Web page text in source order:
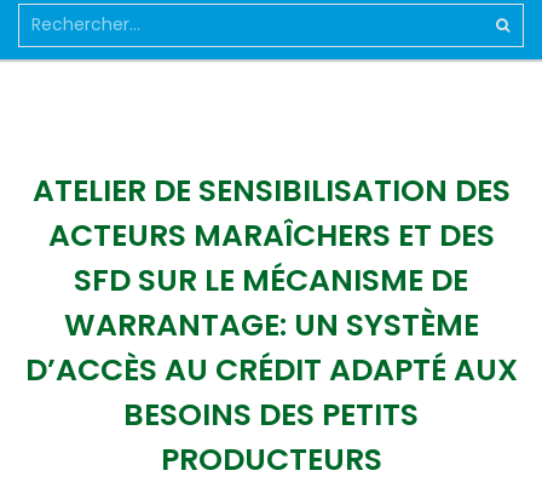
Rechercher :
ATELIER DE SENSIBILISATION DES
ACTEURS MARAÎCHERS ET DES
SFD SUR LE MÉCANISME DE
WARRANTAGE: UN SYSTÈME
D’ACCÈS AU CRÉDIT ADAPTÉ AUX
BESOINS DES PETITS
PRODUCTEURS